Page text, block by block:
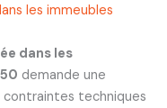
les immeubles
dans les
demande une
techniques